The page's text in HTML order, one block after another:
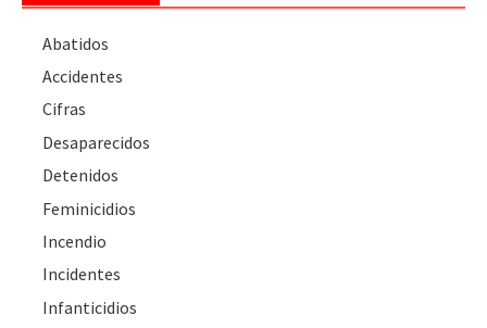
Abatidos
Accidentes
Cifras
Desaparecidos
Detenidos
Feminicidios
Incendio
Incidentes
Infanticidios